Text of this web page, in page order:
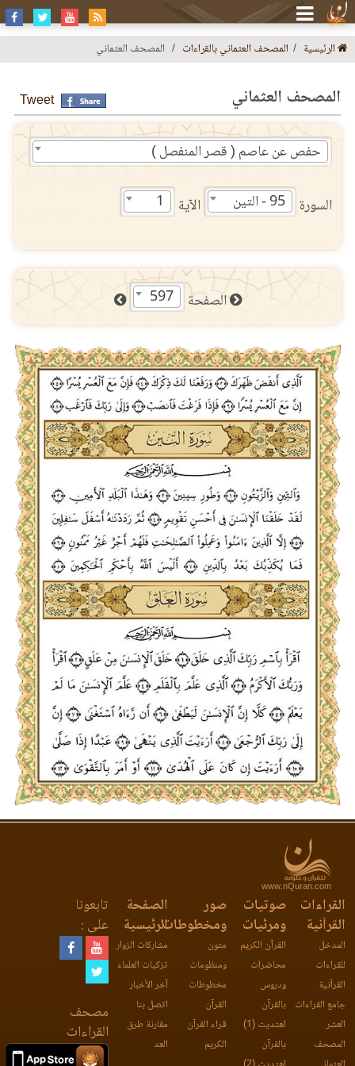
الرئيسية المصحف العثماني بالقراءات المصحف العثماني
المصحف العثماني Tweet
حفص عن عاصم ( قصر المنفصل )
السورة 95 - التين الآية 1
الصفحة 597
www.nQuran.com
القراءات
القرآنية
المدخل
للقراءات
القرآنية
جامع القراءات
العشر
المصحف
صوتيات
ومرئيات
القرآن الكريم
محاضرات
ودروس
بالقرآن
اهتديت (1)
بالقرآن
صور
ومخطوطات
متون
ومنظومات
مخطوطات
القرآن
قراء القرآن
الكريم
الصفحة
الرئيسية
مشاركات الزوار
تزكيات العلماء
آخر الأخبار
اتصل بنا
مقارنة طرق
العد
تابعونا
على :
مصحف
القراءات